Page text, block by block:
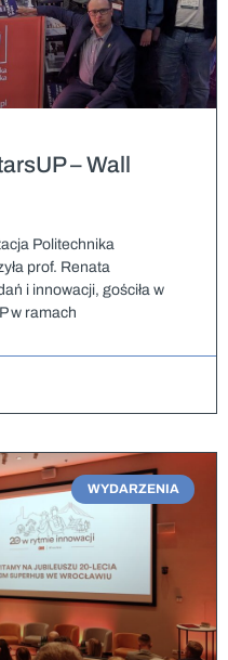
– Wall
Politechnika
prof. Renata
i innowacji, gościła w
w ramach
WYDARZENIA